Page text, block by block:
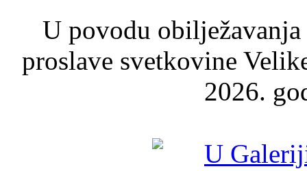
U povodu
proslave svetkovine
2026.